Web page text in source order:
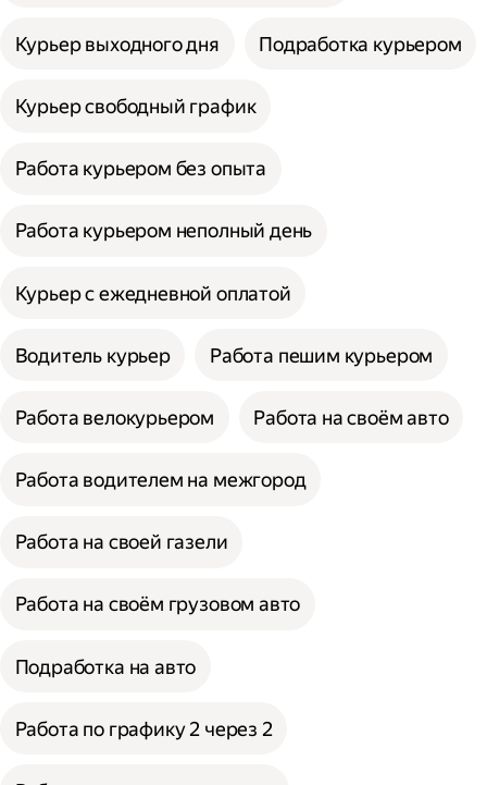
Курьер выходного дня Подработка курьером
Курьер свободный график
Работа курьером без опыта
Работа курьером неполный день
Курьер с ежедневной оплатой
Водитель курьер Работа пешим курьером
Работа велокурьером Работа на своём авто
Работа водителем на межгород
Работа на своей газели
Работа на своём грузовом авто
Подработка на авто
Работа по графику 2 через 2